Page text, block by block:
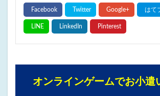
オンラインゲームでお小遣